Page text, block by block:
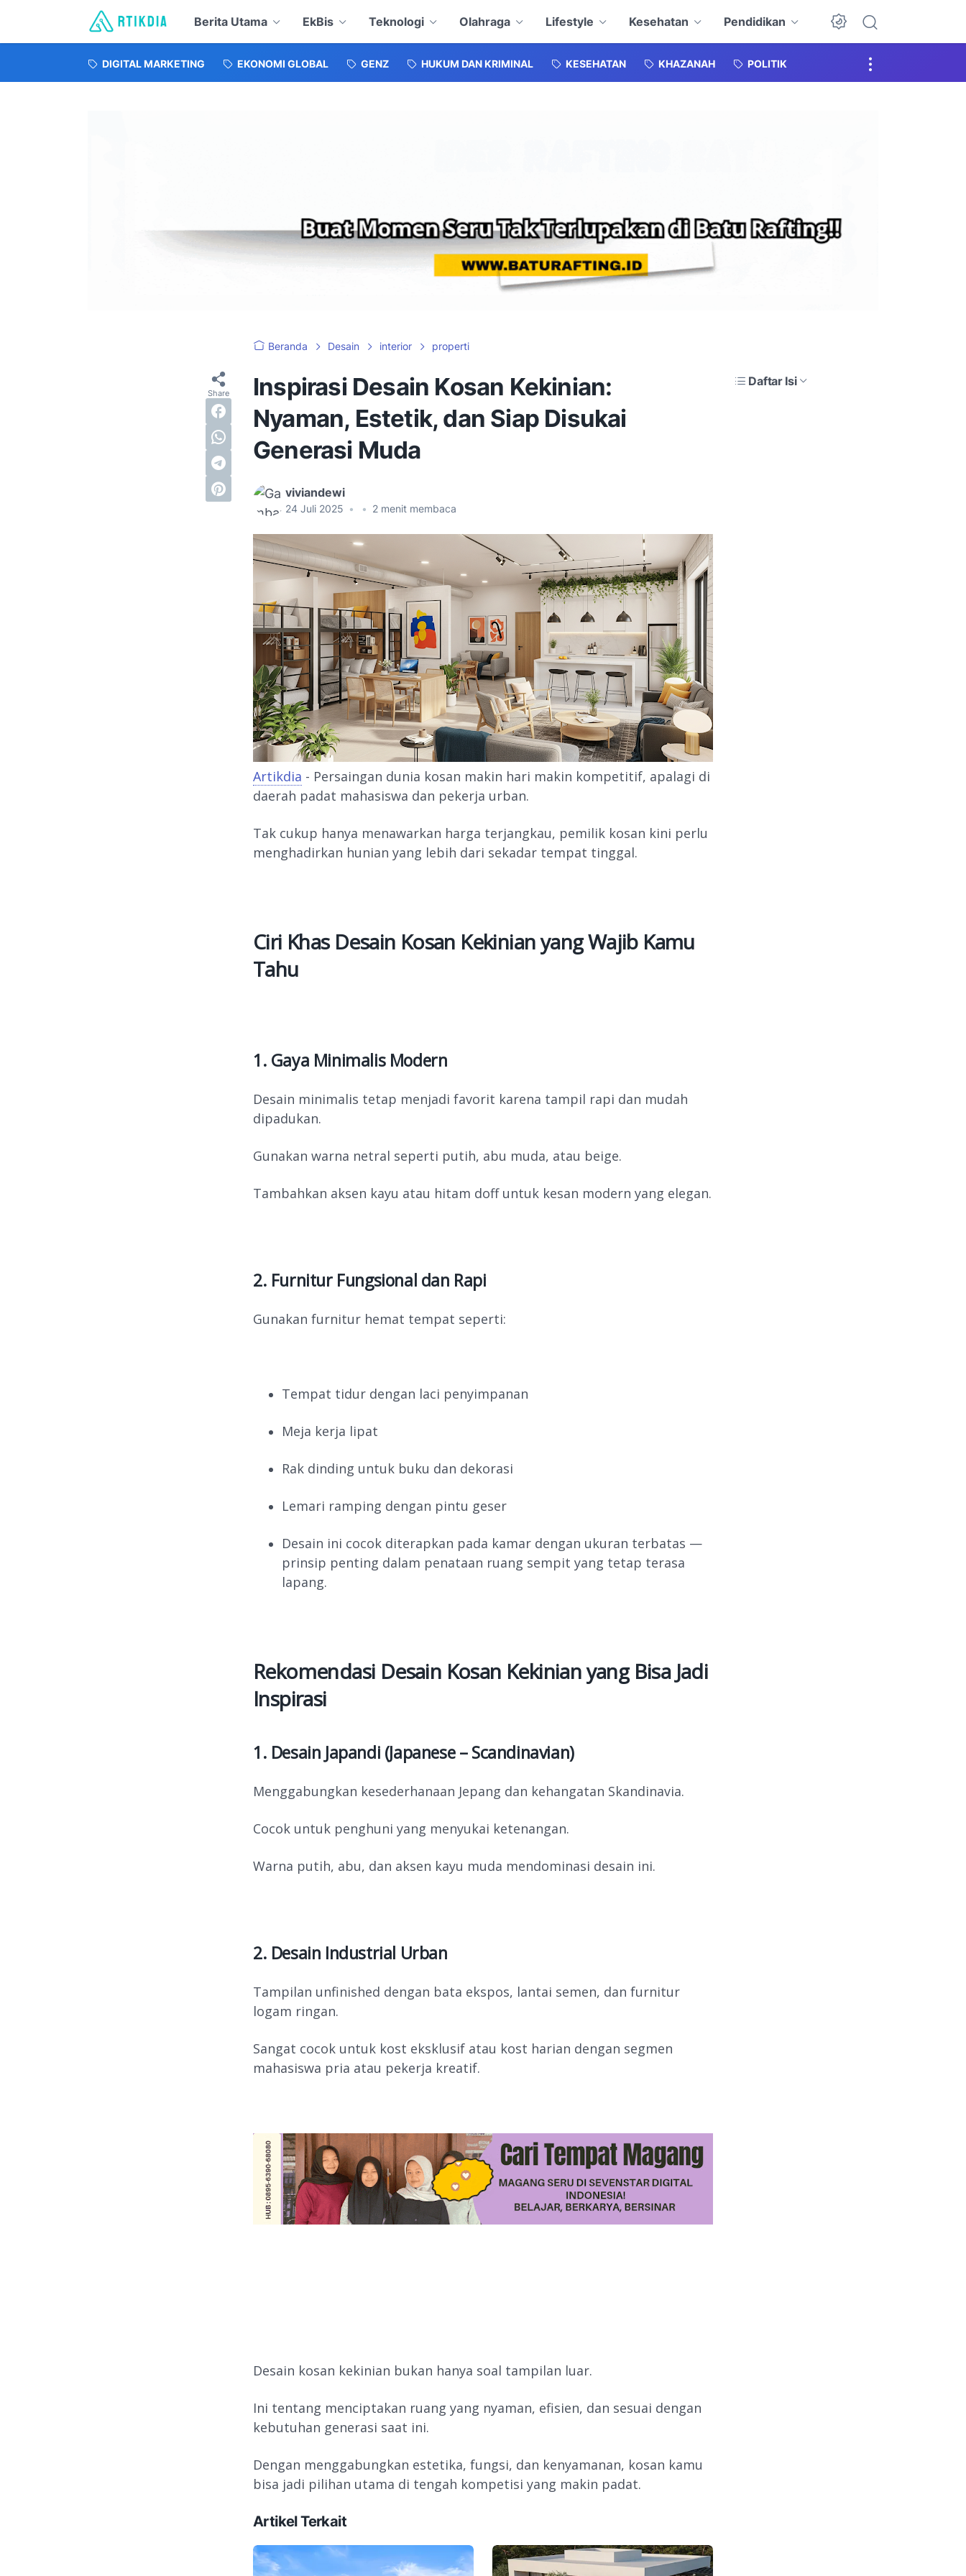
Berita Utama EkBis Teknologi Olahraga Lifestyle Kesehatan Pendidikan
DIGITAL MARKETING EKONOMI GLOBAL GENZ HUKUM DAN KRIMINAL KESEHATAN KHAZANAH POLITIK
Beranda Desain interior properti
Inspirasi Desain Kosan Kekinian:
Nyaman, Estetik, dan Siap Disukai
Generasi Muda
viviandewi
24 Juli 2025 • • 2 menit membaca
Daftar Isi
Artikdia - Persaingan dunia kosan makin hari makin kompetitif, apalagi di
daerah padat mahasiswa dan pekerja urban.
Tak cukup hanya menawarkan harga terjangkau, pemilik kosan kini perlu
menghadirkan hunian yang lebih dari sekadar tempat tinggal.
Ciri Khas Desain Kosan Kekinian yang Wajib Kamu
Tahu
1. Gaya Minimalis Modern
Desain minimalis tetap menjadi favorit karena tampil rapi dan mudah
dipadukan.
Gunakan warna netral seperti putih, abu muda, atau beige.
Tambahkan aksen kayu atau hitam doff untuk kesan modern yang elegan.
2. Furnitur Fungsional dan Rapi
Gunakan furnitur hemat tempat seperti:
Tempat tidur dengan laci penyimpanan
Meja kerja lipat
Rak dinding untuk buku dan dekorasi
Lemari ramping dengan pintu geser
Desain ini cocok diterapkan pada kamar dengan ukuran terbatas —
prinsip penting dalam penataan ruang sempit yang tetap terasa
lapang.
Rekomendasi Desain Kosan Kekinian yang Bisa Jadi
Inspirasi
1. Desain Japandi (Japanese – Scandinavian)
Menggabungkan kesederhanaan Jepang dan kehangatan Skandinavia.
Cocok untuk penghuni yang menyukai ketenangan.
Warna putih, abu, dan aksen kayu muda mendominasi desain ini.
2. Desain Industrial Urban
Tampilan unfinished dengan bata ekspos, lantai semen, dan furnitur
logam ringan.
Sangat cocok untuk kost eksklusif atau kost harian dengan segmen
mahasiswa pria atau pekerja kreatif.
Desain kosan kekinian bukan hanya soal tampilan luar.
Ini tentang menciptakan ruang yang nyaman, efisien, dan sesuai dengan
kebutuhan generasi saat ini.
Dengan menggabungkan estetika, fungsi, dan kenyamanan, kosan kamu
bisa jadi pilihan utama di tengah kompetisi yang makin padat.
Artikel Terkait